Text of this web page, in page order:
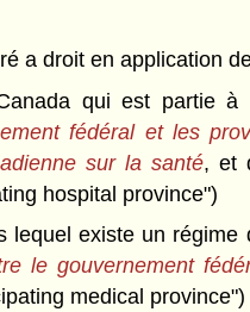
a droit en application
qui est partie à
fédéral et les
sur la santé, et
hospital province")
existe un régime
le gouvernement
medical province")